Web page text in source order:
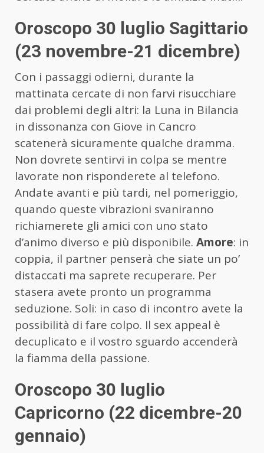
Oroscopo 30 luglio Sagittario
(23 novembre-21 dicembre)
Con i passaggi odierni, durante la
mattinata cercate di non farvi risucchiare
dai problemi degli altri: la Luna in Bilancia
in dissonanza con Giove in Cancro
scatenerà sicuramente qualche dramma.
Non dovrete sentirvi in colpa se mentre
lavorate non risponderete al telefono.
Andate avanti e più tardi, nel pomeriggio,
quando queste vibrazioni svaniranno
richiamerete gli amici con uno stato
d’animo diverso e più disponibile. Amore: in
coppia, il partner penserà che siate un po’
distaccati ma saprete recuperare. Per
stasera avete pronto un programma
seduzione. Soli: in caso di incontro avete la
possibilità di fare colpo. Il sex appeal è
decuplicato e il vostro sguardo accenderà
la fiamma della passione.
Oroscopo 30 luglio
Capricorno (22 dicembre-20
gennaio)